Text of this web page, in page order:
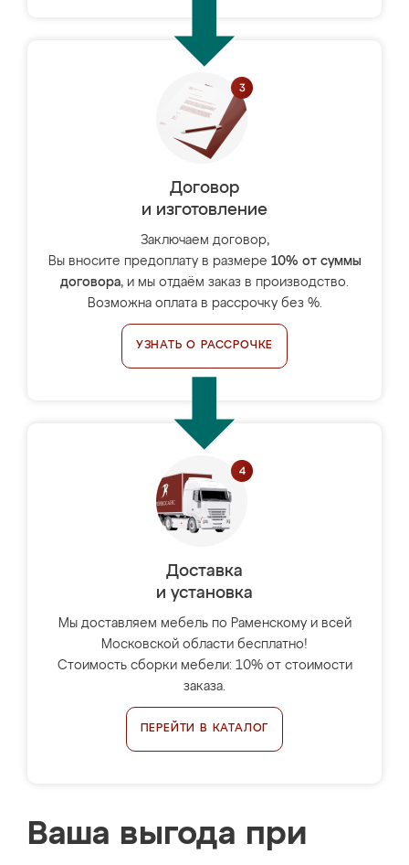
Договор
и изготовление
Заключаем договор,
Вы вносите предоплату в размере 10% от суммы
договора, и мы отдаём заказ в производство.
Возможна оплата в рассрочку без %.
УЗНАТЬ О РАССРОЧКЕ
Доставка
и установка
Мы доставляем мебель по Раменскому и всей
Московской области бесплатно!
Стоимость сборки мебели: 10% от стоимости
заказа.
ПЕРЕЙТИ В КАТАЛОГ
Ваша выгода при